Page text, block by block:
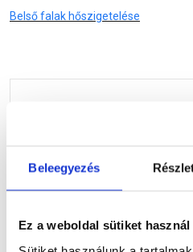
Beleegyezés
Ez a weboldal sütiket használ
Belső falak hőszigetelése
Tetszett a
Építkezel, vagy éppen
de szükséged van egy kis